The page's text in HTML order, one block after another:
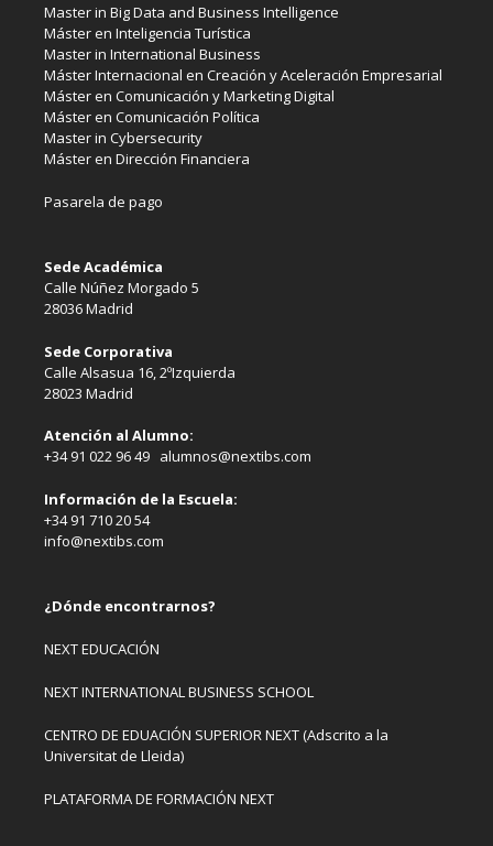
Master in Big Data and Business Intelligence
Máster en Inteligencia Turística
Master in International Business
Máster Internacional en Creación y Aceleración Empresarial
Máster en Comunicación y Marketing Digital
Máster en Comunicación Política
Master in Cybersecurity
Máster en Dirección Financiera
Pasarela de pago
Sede Académica
Calle Núñez Morgado 5
28036 Madrid
Sede Corporativa
Calle Alsasua 16, 2ºIzquierda
28023 Madrid
Atención al Alumno:
+34 91 022 96 49 alumnos@nextibs.com
Información de la Escuela:
+34 91 710 20 54
info@nextibs.com
¿Dónde encontrarnos?
NEXT EDUCACIÓN
NEXT INTERNATIONAL BUSINESS SCHOOL
CENTRO DE EDUACIÓN SUPERIOR NEXT (Adscrito a la
Universitat de Lleida)
PLATAFORMA DE FORMACIÓN NEXT